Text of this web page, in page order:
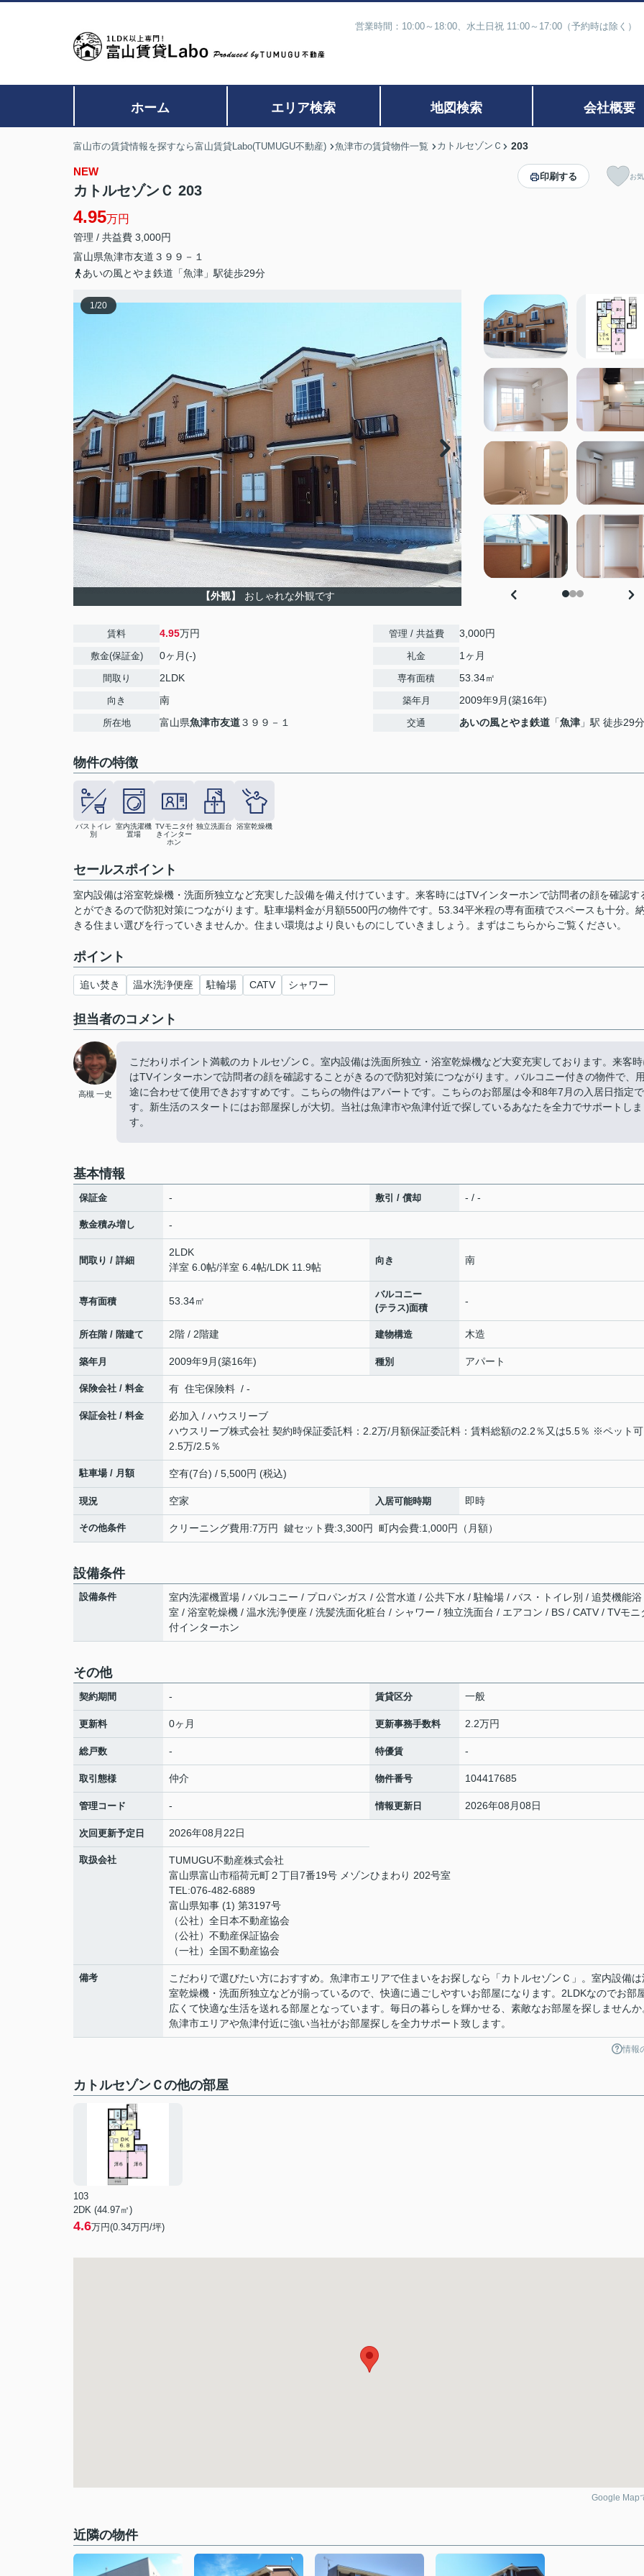
営業時間：10:00～18:00、水土日祝 11:00～17:00（予約時は除く
ホーム エリア検索 地図検索 会社概要
富山市の賃貸情報を探すなら富山賃貸Labo(TUMUGU不動産) 魚津市の賃貸物件一覧 カトルセゾンＣ 203
NEW
カトルセゾンＣ 203
4.95万円
管理 / 共益費 3,000円
富山県魚津市友道 ３９９－１
あいの風とやま鉄道「魚津」駅徒歩29分
印刷する お
1/20
【外観】 おしゃれな外観です
賃料 4.95万円
敷金(保証金) 0ヶ月(-)
間取り 2LDK
向き 南
所在地 富山県魚津市友道３９９－１
管理 / 共益費 3,000円
礼金 1ヶ月
専有面積 53.34㎡
築年月 2009年9月(築16年)
交通 あいの風とやま鉄道 「魚津 」駅 徒歩29分
物件の特徴
バストイレ
別
室内洗濯機
置場
TVモニタ付
きインター
ホン
独立洗面台 浴室乾燥機
セールスポイント
室内設備は浴室乾燥機・洗面所独立など充実した設備を備え付けています。来客時にはTVインターホンで訪問者の顔を確認す
とができるので防犯対策につながります。駐車場料金が月額5500円の物件です。53.34平米程の専有面積でスペースも十分。
きる住まい選びを行っていきませんか。住まい環境はより良いものにしていきましょう。まずはこちらからご覧ください。
ポイント
追い焚き 温水洗浄便座 駐輪場 CATV シャワー
担当者のコメント
高槻 一史
こだわりポイント満載のカトルセゾンＣ。室内設備は洗面所独立・浴室乾燥機など大変充実しております。来客
はTVインターホンで訪問者の顔を確認することがきるので防犯対策につながります。バルコニー付きの物件で、
途に合わせて使用できおすすめです。こちらの物件はアパートです。こちらのお部屋は令和8年7月の入居日指定で
す。新生活のスタートにはお部屋探しが大切。当社は魚津市や魚津付近で探しているあなたを全力でサポートしま
す。
基本情報
保証金 - 敷引 / 償却 - / -
敷金積み増し -
間取り / 詳細
2LDK
洋室 6.0帖/洋室 6.4帖/LDK 11.9帖
向き 南
専有面積 53.34㎡
バルコニー
(テラス)面積
-
所在階 / 階建て 2階 / 2階建 建物構造 木造
築年月 2009年9月(築16年) 種別 アパート
保険会社 / 料金 有 住宅保険料 / -
保証会社 / 料金
必加入 / ハウスリーブ
ハウスリーブ株式会社 契約時保証委託料：2.2万/月額保証委託料：賃料総額の2.2％又は5.5％ ※ペット
2.5万/2.5％
駐車場 / 月額 空有(7台) / 5,500円 (税込)
現況 空家 入居可能時期 即時
その他条件 クリーニング費用:7万円 鍵セット費:3,300円 町内会費:1,000円（月額）
設備条件
設備条件
室内洗濯機置場 / バルコニー / プロパンガス / 公営水道 / 公共下水 / 駐輪場 / バス・トイレ別 / 追焚機能浴
室 / 浴室乾燥機 / 温水洗浄便座 / 洗髪洗面化粧台 / シャワー / 独立洗面台 / エアコン / BS / CATV / TVモニ
付インターホン
その他
契約期間 - 賃貸区分 一般
更新料 0ヶ月 更新事務手数料 2.2万円
総戸数 - 特優賃 -
取引態様 仲介 物件番号 104417685
管理コード - 情報更新日 2026年08月08日
次回更新予定日 2026年08月22日
取扱会社
TUMUGU不動産株式会社
富山県富山市稲荷元町２丁目7番19号 メゾンひまわり 202号室
TEL:076-482-6889
富山県知事 (1) 第3197号
（公社）全日本不動産協会
（公社）不動産保証協会
（一社）全国不動産協会
備考
こだわりで選びたい方におすすめ。魚津市エリアで住まいをお探しなら「カトルセゾンＣ」。室内設備は
室乾燥機・洗面所独立などが揃っているので、快適に過ごしやすいお部屋になります。2LDKなのでお部
広くて快適な生活を送れる部屋となっています。毎日の暮らしを輝かせる、素敵なお部屋を探しませんか
魚津市エリアや魚津付近に強い当社がお部屋探しを全力サポート致します。
情報
カトルセゾンＣの他の部屋
103
2DK (44.97㎡)
4.6万円(0.34万円/坪)
Google Map
近隣の物件